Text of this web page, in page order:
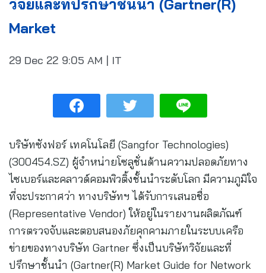
วิจัยและที่ปรึกษาชั้นนำ (Gartner(R)
Market
29 Dec 22 9:05 AM | IT
บริษัทซังฟอร์ เทคโนโลยี (Sangfor Technologies)
(300454.SZ) ผู้จำหน่ายโซลูชั่นด้านความปลอดภัยทาง
ไซเบอร์และคลาวด์คอมพิวติ้งชั้นนำระดับโลก มีความภูมิใจ
ที่จะประกาศว่า ทางบริษัทฯ ได้รับการเสนอชื่อ
(Representative Vendor) ให้อยู่ในรายงานผลิตภัณฑ์
การตรวจจับและตอบสนองภัยคุกคามภายในระบบเครือ
ข่ายของทางบริษัท Gartner ซึ่งเป็นบริษัทวิจัยและที่
ปรึกษาชั้นนำ (Gartner(R) Market Guide for Network